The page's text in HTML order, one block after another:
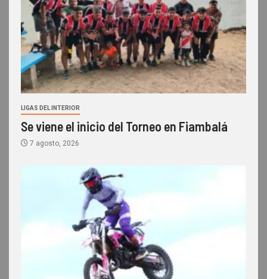
LIGAS DEL INTERIOR
Se viene el inicio del Torneo en Fiambalá
7 agosto, 2026